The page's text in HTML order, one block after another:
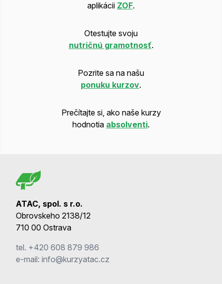
aplikácii ZOF.
Otestujte svoju
nutričnú gramotnosť.
Pozrite sa na našu
ponuku kurzov.
Prečítajte si, ako naše kurzy
hodnotia absolventi.
ATAC, spol. s r.o.
Obrovskeho 2138/12
710 00 Ostrava
tel. +420 608 879 986
e-mail: info@kurzyatac.cz